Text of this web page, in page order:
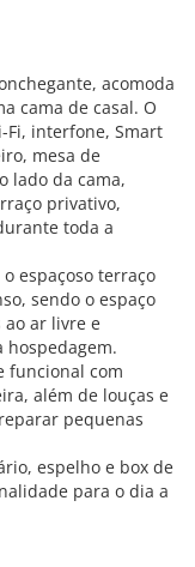
acomoda
cama de casal. O
Fi, interfone, Smart
mesa de
lado da cama,
privativo,
toda a
espaçoso terraço
sendo o espaço
ar livre e
funcional com
além de louças e
pequenas
espelho e box de
para o dia a